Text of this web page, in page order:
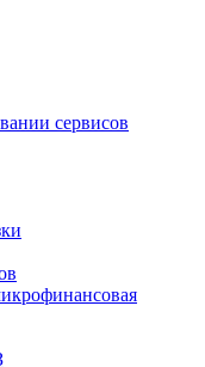
сервисов